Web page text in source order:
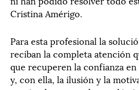
Cristina Amérigo.
Para esta profesional la
reciban la completa atención
que recuperen la confianza
y, con ella, la ilusión y la